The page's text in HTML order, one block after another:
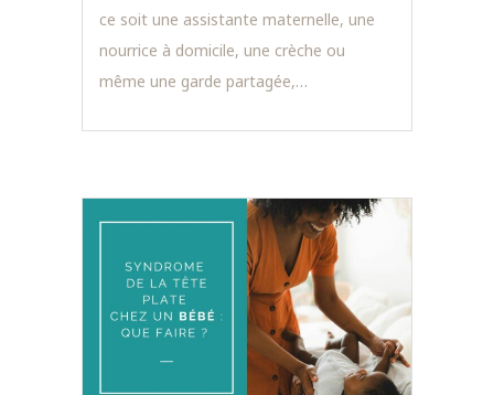
ce soit une assistante maternelle, une
nourrice à domicile, une crèche ou
même une garde partagée,…